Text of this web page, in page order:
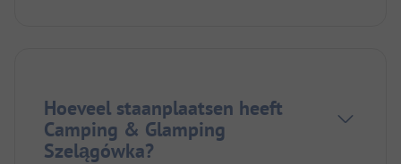
Hoeveel staanplaatsen heeft
Camping & Glamping
Szelągówka?